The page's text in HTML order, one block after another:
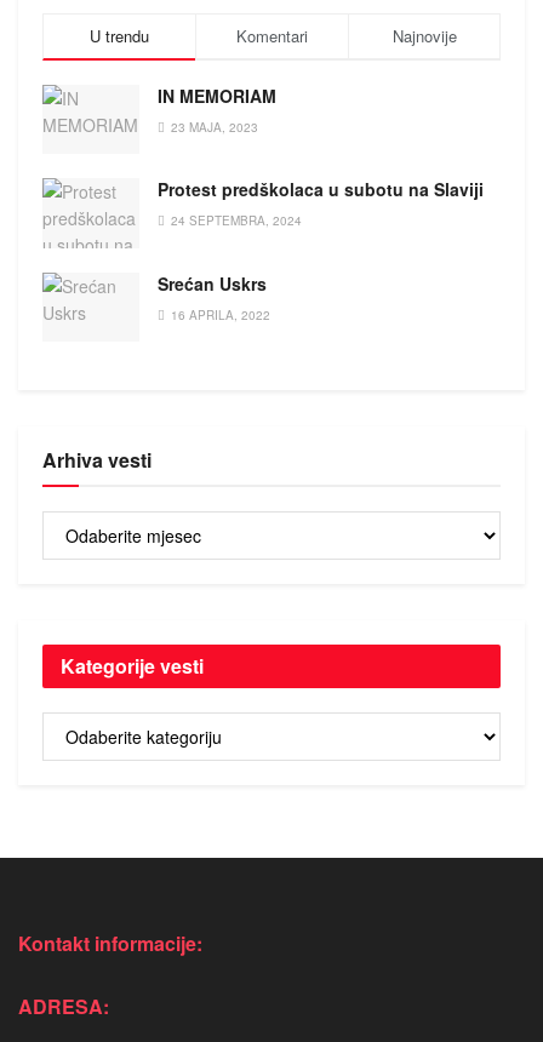
U trendu Komentari Najnovije
IN MEMORIAM
23 MAJA, 2023
Protest predškolaca u subotu na Slaviji
24 SEPTEMBRA, 2024
Srećan Uskrs
16 APRILA, 2022
Arhiva vesti
vesti
Kategorije vesti
vesti
Kontakt informacije:
ADRESA: